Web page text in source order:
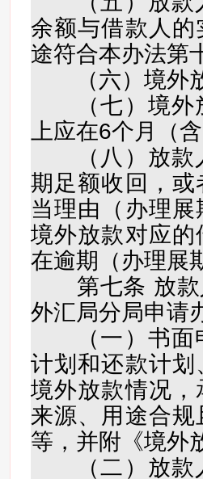
余额与借款人
途符合本办法第
（六）境外放
（七）境外放
上应在6个月（
（八）放款人
期足额收回，
当理由（办理
境外放款对应
在逾期（办理展
第七条 放款
外汇局分局申请
（一）书面申
计划和还款计
境外放款情况
来源、用途合
等，并附《境外
（二）放款人